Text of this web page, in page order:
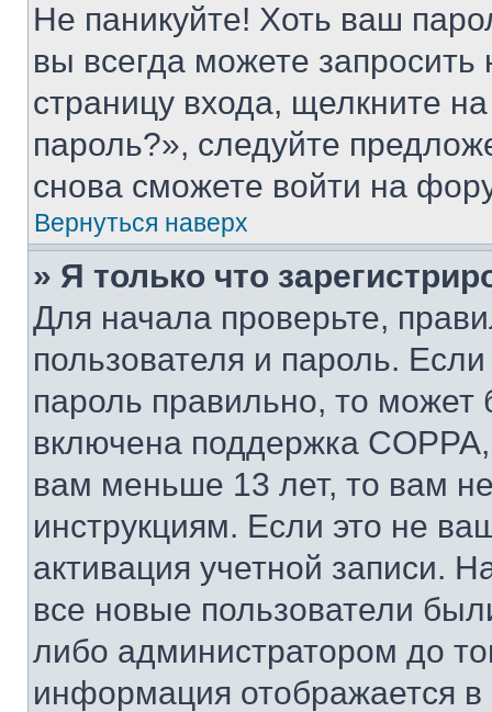
Не паникуйте! Хоть ваш
вы всегда можете
страницу входа, щелкните
пароль?», следуйте
снова сможете войти на
Вернуться наверх
» Я только что
Для начала проверьте,
пользователя и пароль.
пароль правильно, то может
включена поддержка
вам меньше 13 лет, то вам
инструкциям. Если это не
активация учетной записи.
все новые пользователи
либо администратором до
информация отображается